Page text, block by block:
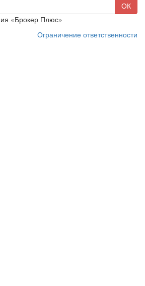
ОК
«Брокер Плюс»
Ограничение ответственности